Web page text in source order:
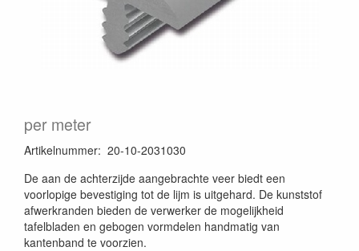
per meter
Artikelnummer: 20-10-2031030
De aan de achterzijde aangebrachte veer biedt een
voorlopige bevestiging tot de lijm is uitgehard. De kunststof
afwerkranden bieden de verwerker de mogelijkheid
tafelbladen en gebogen vormdelen handmatig van
kantenband te voorzien.